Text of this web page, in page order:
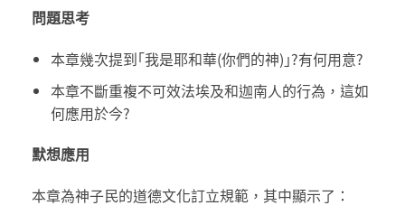
問題思考
本章幾次提到｢我是耶和華(你們的神)｣?有何用意?
本章不斷重複不可效法埃及和迦南人的行為，這如
何應用於今?
默想應用
本章為神子民的道德文化訂立規範，其中顯示了：